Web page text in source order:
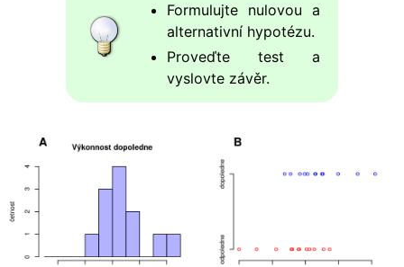
Formulujte nulovou a
alternativní hypotézu.
Proveďte test a
vyslovte závěr.